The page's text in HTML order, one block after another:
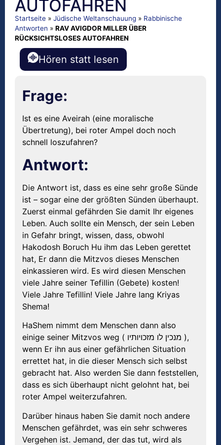
AUTOFAHREN
Startseite » Jüdische Weltanschauung » Rabbinische
Antworten » RAV AVIGDOR MILLER ÜBER
RÜCKSICHTSLOSES AUTOFAHREN
Hören statt lesen
Frage:
Ist es eine Aveirah (eine moralische
Übertretung), bei roter Ampel doch noch
schnell loszufahren?
Antwort:
Die Antwort ist, dass es eine sehr große Sünde
ist – sogar eine der größten Sünden überhaupt.
Zuerst einmal gefährden Sie damit Ihr eigenes
Leben. Auch sollte ein Mensch, der sein Leben
in Gefahr bringt, wissen, dass, obwohl
Hakodosh Boruch Hu ihm das Leben gerettet
hat, Er dann die Mitzvos dieses Menschen
einkassieren wird. Es wird diesen Menschen
viele Jahre seiner Tefillin (Gebete) kosten!
Viele Jahre Tefillin! Viele Jahre lang Kriyas
Shema!
HaShem nimmt dem Menschen dann also
einige seiner Mitzvos weg ( מנכין לו מזכויותיו ),
wenn Er ihn aus einer gefährlichen Situation
errettet hat, in die dieser Mensch sich selbst
gebracht hat. Also werden Sie dann feststellen,
dass es sich überhaupt nicht gelohnt hat, bei
roter Ampel weiterzufahren.
Darüber hinaus haben Sie damit noch andere
Menschen gefährdet, was ein sehr schweres
Vergehen ist. Jemand, der das tut, wird als